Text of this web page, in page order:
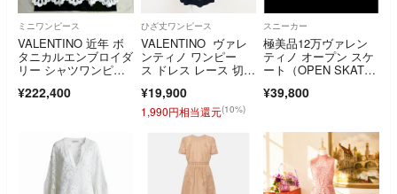
ミニワンピース
VALENTINO 近年 ボ
タニカルエンブロイダ
リー シャツワンピー
¥222,400
ひざ丈ワンピース
VALENTINO ヴァレ
ンティノ ワンピー
ス ドレス レース 切
ト ブラック イタリア
製 レディース 40 b02
507
¥19,900
1,990円相当還元(10%)
スニーカー
極美品12万ヴァレン
ティノ オープン スケ
ート（OPEN SKATE
¥39,800